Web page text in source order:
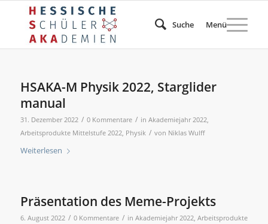
Suche Menü
HSAKA-M Physik 2022, Starglider
manual
31. Dezember 2022 / 0 Kommentare / in Akademiejahr 2022,
Arbeitsprodukte Mittelstufe 2022, Physik / von Niklas Wulff
Weiterlesen
Präsentation des Meme-Projekts
6. August 2022 / 0 Kommentare / in Akademiejahr 2022, Arbeitsprodukte